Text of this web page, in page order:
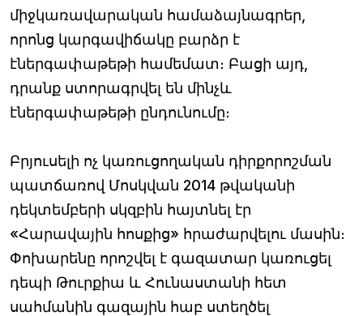
միջկառավարական համաձայնագրեր,
որոնց կարգավիճակը բարձր է
էներգափաթեթի համեմատ։ Բացի այդ,
դրանք ստորագրվել են մինչև
էներգափաթեթի ընդունումը։
Բրյուսելի ոչ կառուցողական դիրքորոշման
պատճառով Մոսկվան 2014 թվականի
դեկտեմբերի սկզբին հայտնել էր
«Հարավային հոսքից» հրաժարվելու մասին։
Փոխարենը որոշվել է գազատար կառուցել
դեպի Թուրքիա և Հունաստանի հետ
սահմանին գազային հաբ ստեղծել